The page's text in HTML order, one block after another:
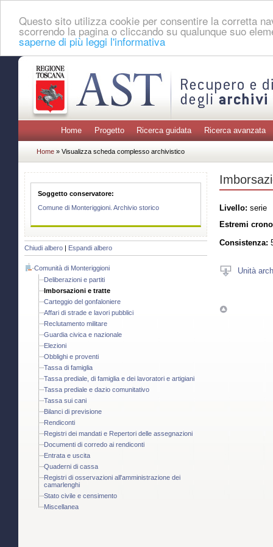
Questo sito utilizza cookie per consentire la corretta
scorrendo la pagina o cliccando su qualunque suo
saperne di più leggi l'informativa
Home Progetto Ricerca guidata Ricerca avanzata
Home » Visualizza scheda complesso archivistico
Soggetto conservatore:
Comune di Monteriggioni. Archivio storico
Chiudi albero Espandi albero
Comunità di Monteriggioni
Deliberazioni e partiti
Imborsazioni e tratte
Carteggio del gonfaloniere
Affari di strade e lavori pubblici
Reclutamento militare
Guardia civica e nazionale
Elezioni
Obblighi e proventi
Tassa di famiglia
Tassa prediale, di famiglia e dei lavoratori e artigiani
Tassa prediale e dazio comunitativo
Tassa sui cani
Bilanci di previsione
Rendiconti
Registri dei mandati e Repertori delle assegnazioni
Documenti di corredo ai rendiconti
Entrata e uscita
Quaderni di cassa
Registri di osservazioni all'amministrazione dei
camarlenghi
Stato civile e censimento
Miscellanea
Livello: serie
Estremi
Consistenza:
Unità